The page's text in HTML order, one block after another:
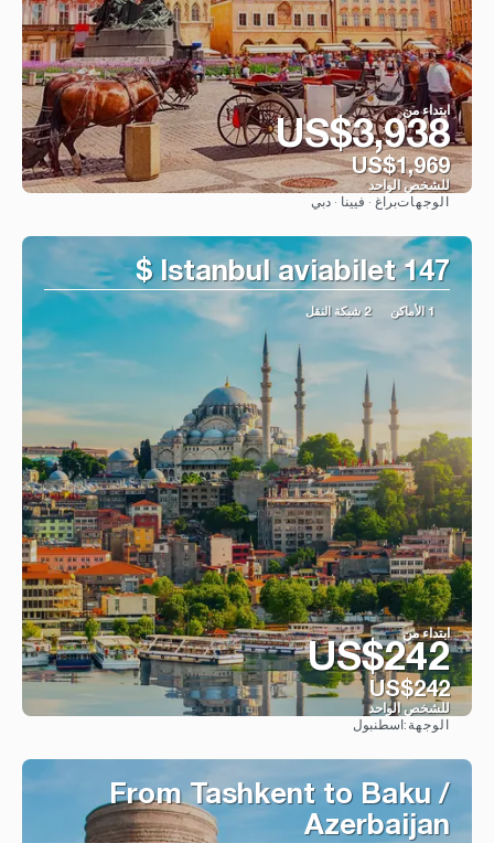
ابتداء من
US$3,938
US$1,969
للشخص الواحد
الوجهاتبراغ · فيينا · دبي
Istanbul aviabilet 147 $
1 الأماكن 2 شبكة النقل
ابتداء من
US$242
US$242
للشخص الواحد
الوجهة: اسطنبول
From Tashkent to Baku /
Azerbaijan